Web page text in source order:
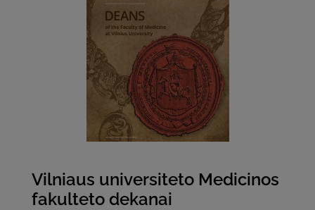
Vilniaus universiteto Medicinos
fakulteto dekanai